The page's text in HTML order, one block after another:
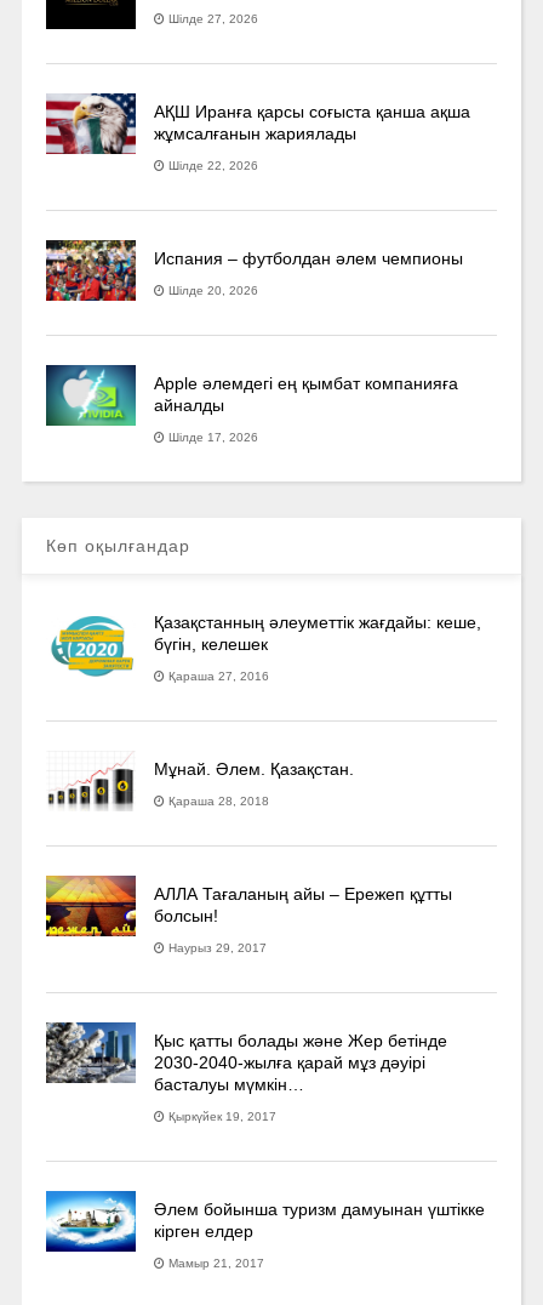
Шілде 27, 2026
АҚШ Иранға қарсы соғыста қанша ақша
жұмсалғанын жариялады
Шілде 22, 2026
Испания – футболдан әлем чемпионы
Шілде 20, 2026
Apple әлемдегі ең қымбат компанияға
айналды
Шілде 17, 2026
Көп оқылғандар
Қазақстанның әлеуметтік жағдайы: кеше,
бүгін, келешек
Қараша 27, 2016
Мұнай. Әлем. Қазақстан.
Қараша 28, 2018
АЛЛА Тағаланың айы – Ережеп құтты
болсын!
Наурыз 29, 2017
Қыс қатты болады және Жер бетінде
2030-2040­-жылға қарай мұз дәуірі
басталуы мүмкін…
Қыркүйек 19, 2017
Әлем бойынша туризм дамуынан үштікке
кірген елдер
Мамыр 21, 2017